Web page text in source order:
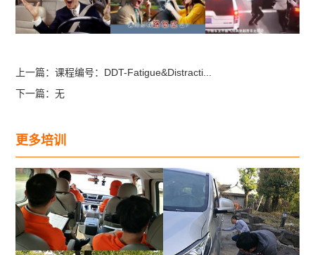
上一篇：课程编号：DDT-Fatigue&Distracti...
下一篇：无
更多培训